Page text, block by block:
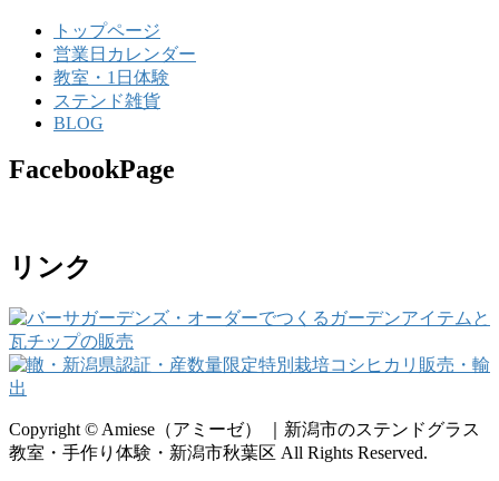
トップページ
営業日カレンダー
教室・1日体験
ステンド雑貨
BLOG
FacebookPage
リンク
Copyright © Amiese（アミーゼ） ｜新潟市のステンドグラス
教室・手作り体験・新潟市秋葉区 All Rights Reserved.